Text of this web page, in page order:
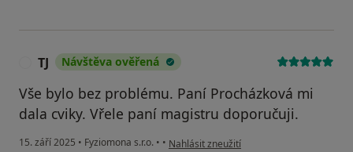
TJ Návštěva ověřená
Vše bylo bez problému. Paní Procházková mi
dala cviky. Vřele paní magistru doporučuji.
15. září 2025 • Fyziomona s.r.o. • • podle názoru uživatele TJ
Nahlásit zneužití